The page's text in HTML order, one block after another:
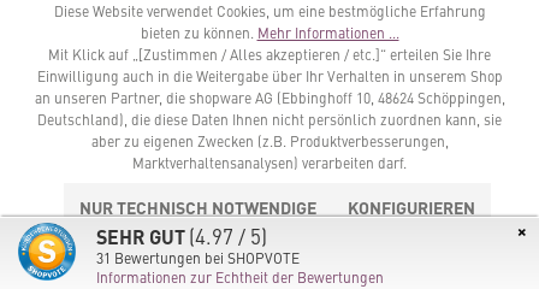
IN DEN WARENKORB
Diese Website verwendet Cookies, um eine bestmögliche Erfahrung
bieten zu können. Mehr Informationen ...
Mit Klick auf „[Zustimmen / Alles akzeptieren / etc.]“ erteilen Sie Ihre
Einwilligung auch in die Weitergabe über Ihr Verhalten in unserem Shop
an unseren Partner, die shopware AG (Ebbinghoff 10, 48624 Schöppingen,
Deutschland), die diese Daten Ihnen nicht persönlich zuordnen kann, sie
aber zu eigenen Zwecken (z.B. Produktverbesserungen,
Marktverhaltensanalysen) verarbeiten darf.
NUR TECHNISCH NOTWENDIGE
KONFIGURIEREN
ALLE COOKIES AKZEPTIEREN
×
SEHR GUT(4.97 / 5)
31 Bewertungen bei SHOPVOTE
Informationen zur Echtheit der Bewertungen